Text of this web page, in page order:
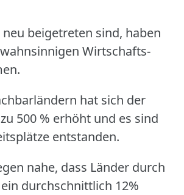
neu beigetreten sind, haben
Wirtschafts-
hat sich der
500 % erhöht und es sind
entstanden.
nahe, dass Länder durch
durchschnittlich 12%